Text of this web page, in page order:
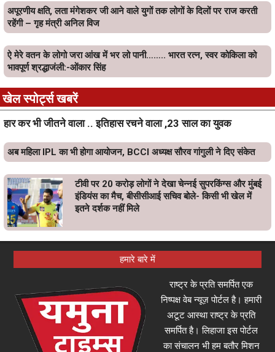
अपूरणीय क्षति, लता मंगेशकर जी आने वाले युगों तक लोगों के दिलों पर राज करती
रहेंगी – गृह मंत्री अनिल विज
ऐ मेरे वतन के लोगो जरा आंख में भर लो पानी…….. भारत रत्न, स्वर कोकिला को
भावपूर्ण श्रद्धाजंली:-ओंकार सिंह
खेल स्पोर्ट्स खबरें
हार कर भी जीतने वाला .. इतिहास रचने वाला ,23 साल का युवक
अब महिला IPL का भी होगा आयोजन, BCCI अध्यक्ष सौरव गांगुली ने दिए संकेत
टीवी पर 20 करोड़ लोगों ने देखा चेन्नई सुपरकिंग्स और मुंबई
इंडियंस का मैच, बीसीसीआई सचिव बोले- किसी भी खेल में
इतने दर्शक नहीं मिले
हमारे बारे में
राष्ट्र के प्रति समर्पित एक
निष्पक्ष वेब न्यूज़ पोर्टल है। हमारी
अटूट आस्था राष्ट्र के प्रति
समर्पित है। लिहाजा इस पोर्टल
का संचालन भी हम बतौर मिशन